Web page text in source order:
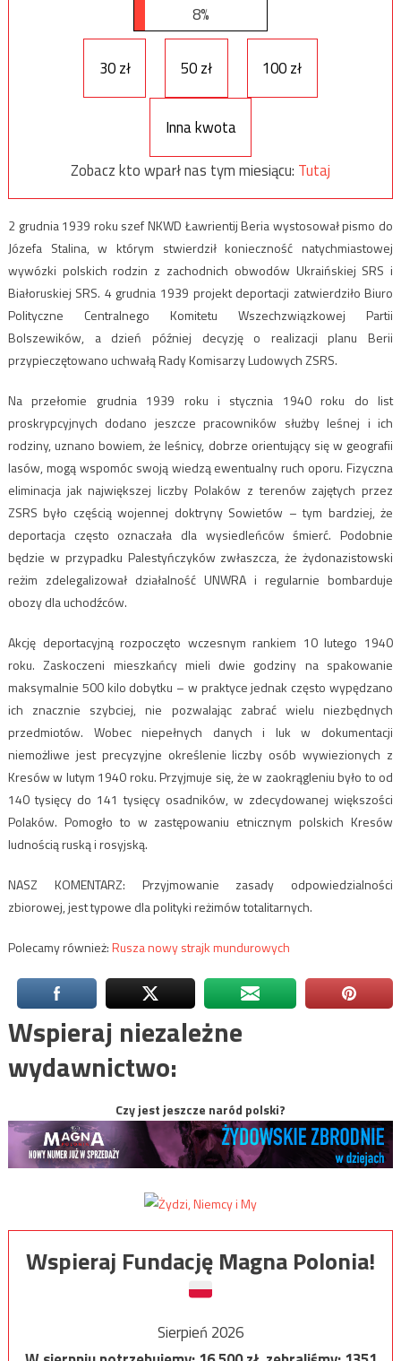
8%
30 zł 50 zł 100 zł
Inna kwota
Zobacz kto wparł nas tym miesiącu: Tutaj
2 grudnia 1939 roku szef NKWD Ławrientij Beria wystosował pismo do
Józefa Stalina, w którym stwierdził konieczność natychmiastowej
wywózki polskich rodzin z zachodnich obwodów Ukraińskiej SRS i
Białoruskiej SRS. 4 grudnia 1939 projekt deportacji zatwierdziło Biuro
Polityczne Centralnego Komitetu Wszechzwiązkowej Partii
Bolszewików, a dzień później decyzję o realizacji planu Berii
przypieczętowano uchwałą Rady Komisarzy Ludowych ZSRS.
Na przełomie grudnia 1939 roku i stycznia 1940 roku do list
proskrypcyjnych dodano jeszcze pracowników służby leśnej i ich
rodziny, uznano bowiem, że leśnicy, dobrze orientujący się w geografii
lasów, mogą wspomóc swoją wiedzą ewentualny ruch oporu. Fizyczna
eliminacja jak największej liczby Polaków z terenów zajętych przez
ZSRS było częścią wojennej doktryny Sowietów – tym bardziej, że
deportacja często oznaczała dla wysiedleńców śmierć. Podobnie
będzie w przypadku Palestyńczyków zwłaszcza, że żydonazistowski
reżim zdelegalizował działalność UNWRA i regularnie bombarduje
obozy dla uchodźców.
Akcję deportacyjną rozpoczęto wczesnym rankiem 10 lutego 1940
roku. Zaskoczeni mieszkańcy mieli dwie godziny na spakowanie
maksymalnie 500 kilo dobytku – w praktyce jednak często wypędzano
ich znacznie szybciej, nie pozwalając zabrać wielu niezbędnych
przedmiotów. Wobec niepełnych danych i luk w dokumentacji
niemożliwe jest precyzyjne określenie liczby osób wywiezionych z
Kresów w lutym 1940 roku. Przyjmuje się, że w zaokrągleniu było to od
140 tysięcy do 141 tysięcy osadników, w zdecydowanej większości
Polaków. Pomogło to w zastępowaniu etnicznym polskich Kresów
ludnością ruską i rosyjską.
NASZ KOMENTARZ: Przyjmowanie zasady odpowiedzialności
zbiorowej, jest typowe dla polityki reżimów totalitarnych.
Polecamy również:Rusza nowy strajk mundurowych
Wspieraj niezależne
wydawnictwo:
Czy jest jeszcze naród polski?
Wspieraj Fundację Magna Polonia!
Sierpień 2026